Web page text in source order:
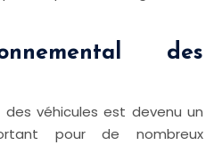
des
des véhicules est devenu un
pour de nombreux